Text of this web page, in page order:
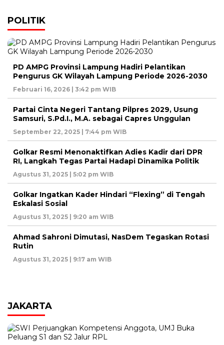
POLITIK
PD AMPG Provinsi Lampung Hadiri Pelantikan
Pengurus GK Wilayah Lampung Periode 2026-2030
Februari 16, 2026 | 3:42 pm WIB
Partai Cinta Negeri Tantang Pilpres 2029, Usung
Samsuri, S.Pd.I., M.A. sebagai Capres Unggulan
September 22, 2025 | 7:44 pm WIB
Golkar Resmi Menonaktifkan Adies Kadir dari DPR
RI, Langkah Tegas Partai Hadapi Dinamika Politik
Agustus 31, 2025 | 5:02 pm WIB
Golkar Ingatkan Kader Hindari “Flexing” di Tengah
Eskalasi Sosial
Agustus 31, 2025 | 9:20 am WIB
Ahmad Sahroni Dimutasi, NasDem Tegaskan Rotasi
Rutin
Agustus 31, 2025 | 9:17 am WIB
JAKARTA